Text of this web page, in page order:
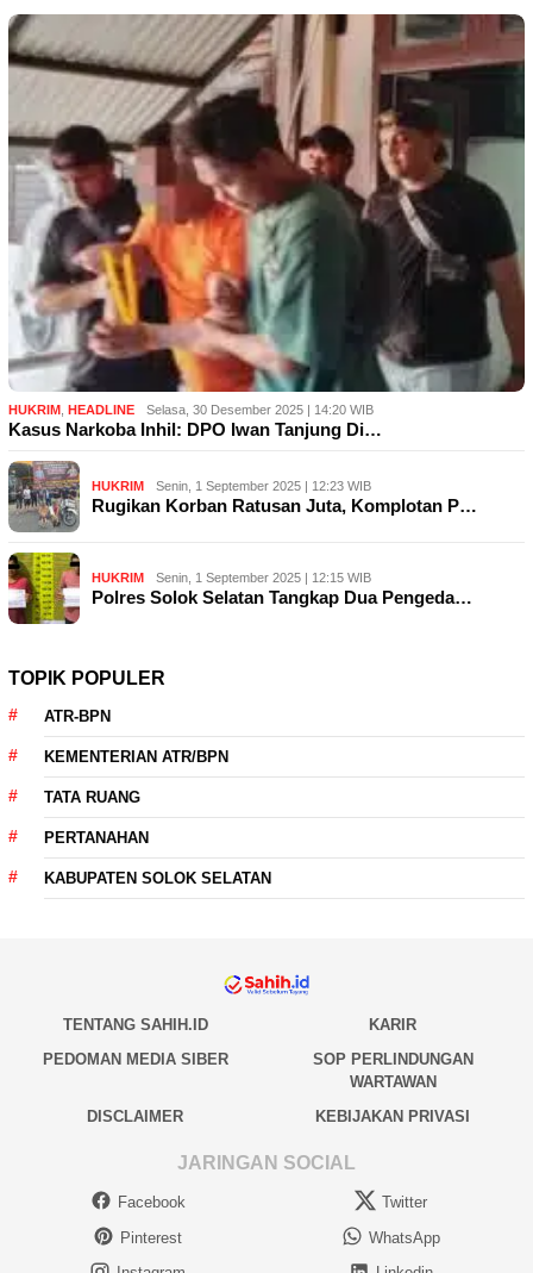
HUKRIM HEADLINE Selasa, 30 Desember 2025 | 14:20 WIB
Kasus Narkoba Inhil: DPO Iwan Tanjung Di…
HUKRIM Senin, 1 September 2025 | 12:23 WIB
Rugikan Korban Ratusan Juta, Komplotan P…
HUKRIM Senin, 1 September 2025 | 12:15 WIB
Polres Solok Selatan Tangkap Dua Pengeda…
TOPIK POPULER
ATR-BPN
KEMENTERIAN ATR/BPN
TATA RUANG
PERTANAHAN
KABUPATEN SOLOK SELATAN
TENTANG SAHIH.ID
KARIR
PEDOMAN MEDIA SIBER
SOP PERLINDUNGAN
WARTAWAN
DISCLAIMER
KEBIJAKAN PRIVASI
JARINGAN SOCIAL
Facebook
Twitter
Pinterest
WhatsApp